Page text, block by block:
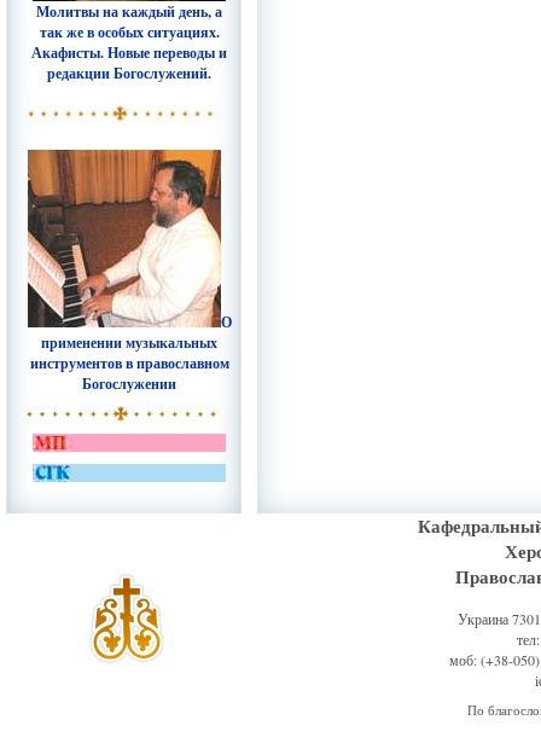
Молитвы на каждый день, а
так же в особых ситуациях.
Акафисты. Новые переводы и
редакции Богослужений.
О
применении музыкальных
инструментов в православном
Богослужении
Украина
моб: (+38-
По